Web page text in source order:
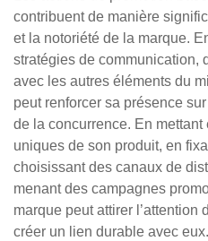
contribuent de manière
et la notoriété de la marque.
stratégies de communication,
avec les autres éléments du
peut renforcer sa présence
de la concurrence. En
uniques de son produit, en
choisissant des canaux de
menant des campagnes
marque peut attirer l’attention
créer un lien durable avec eux.